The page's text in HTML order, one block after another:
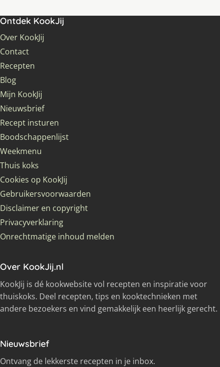
Ontdek KookJij
Over KookJij
Contact
Recepten
Blog
Mijn KookJij
Nieuwsbrief
Recept insturen
Boodschappenlijst
Weekmenu
Thuis koks
Cookies op KookJij
Gebruikersvoorwaarden
Disclaimer en copyright
Privacyverklaring
Onrechtmatige inhoud melden
Over KookJij.nl
KookJij is dé kookwebsite vol recepten en inspiratie voor
thuiskoks. Deel recepten, tips en kooktechnieken met
andere bezoekers en vind gemakkelijk een heerlijk gerecht.
Nieuwsbrief
Ontvang de lekkerste recepten in je inbox.